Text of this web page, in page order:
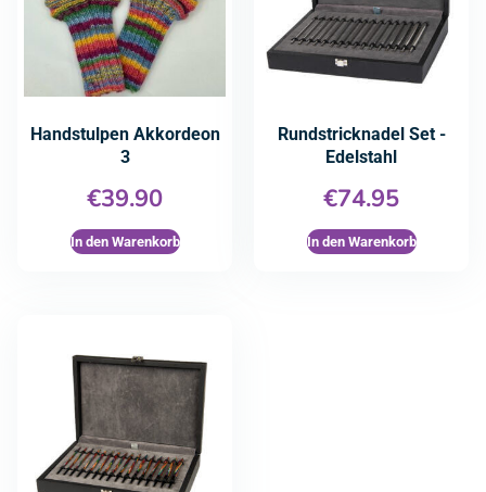
Handstulpen Akkordeon
3
€39.90
In den Warenkorb
Rundstricknadel Set -
Edelstahl
€74.95
In den Warenkorb